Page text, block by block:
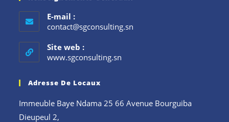
E-mail :
contact@sgconsulting.sn
Site web :
www.sgconsulting.sn
Adresse De Locaux
Immeuble Baye Ndama 25 66 Avenue Bourguiba
Dieupeul 2,